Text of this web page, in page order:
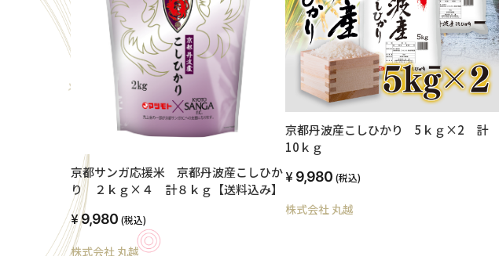
京都サンガ応援米 京都丹波産こしひか
り ２ｋｇ×４ 計８ｋｇ【送料込み】
9,980 (税込)
株式会社 丸越
京都丹波産こしひかり 5ｋｇ×2 計
10ｋｇ
9,980 (税込)
株式会社 丸越